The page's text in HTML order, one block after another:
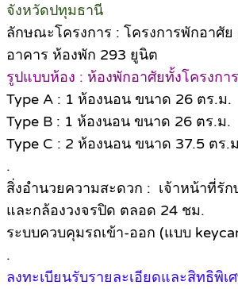
จังหวัดปทุมธานี
ลักษณะโครงการ : โครงการพักอาศั
อาคาร ห้องพัก 293 ยูนิต
รูปแบบห้อง : ห้องพักอาศัยทั้งโครงการ
Type A : 1 ห้องนอน ขนาด 26 ตร.ม.
Type B : 1 ห้องนอน ขนาด 26 ตร.ม.
Type C : 2 ห้องนอน ขนาด 37.5 ตร.
.
สิ่งอำนวยความสะดวก : เจ้าหน้าที่รั
และกล้องวงจรปิด ตลอด 24 ชม.
ระบบควบคุมรถเข้า-ออก (แบบ
.
ลงทะเบียนรับรายละเอียดและสิทธิพิเ